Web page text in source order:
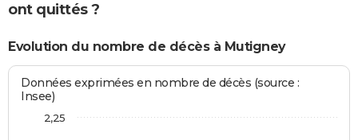
ont quittés ?
Evolution du nombre de décès à Mutigney
Données exprimées en nombre de décès (source :
Insee)
2,25